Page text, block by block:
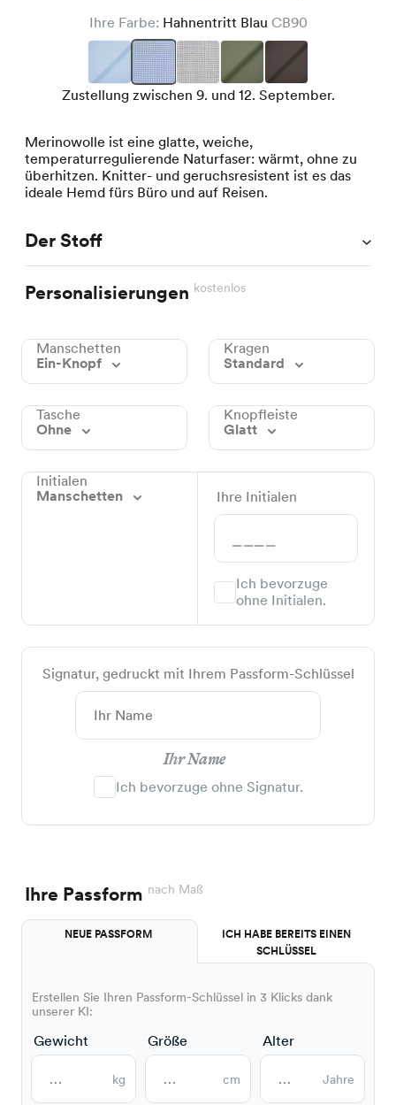
Ihre Farbe: Hahnentritt Blau CB90
Zustellung zwischen 9. und 12. September.
Merinowolle ist eine glatte, weiche,
temperaturregulierende Naturfaser: wärmt, ohne zu
überhitzen. Knitter- und geruchsresistent ist es das
ideale Hemd fürs Büro und auf Reisen.
Der Stoff
Personalisierungen kostenlos
Manschetten
Ein-Knopf
Kragen
Standard
Tasche
Ohne
Knopfleiste
Glatt
Initialen
Manschetten
Ihre Initialen
Ich bevorzuge
ohne Initialen.
Signatur, gedruckt mit Ihrem Passform-Schlüssel
Ihr Name
Ich bevorzuge ohne Signatur.
Ihre Passform nach Maß
NEUE PASSFORM
ICH HABE BEREITS EINEN
SCHLÜSSEL
Erstellen Sie Ihren Passform-Schlüssel in 3 Klicks dank
unserer KI:
Gewicht
kg
Größe
cm
Alter
Jahre